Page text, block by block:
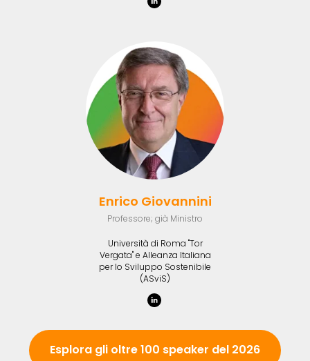
Enrico Giovannini
Professore; già Ministro
Università di Roma "Tor
Vergata" e Alleanza Italiana
per lo Sviluppo Sostenibile
(ASviS)
Esplora gli oltre 100 speaker del 2026